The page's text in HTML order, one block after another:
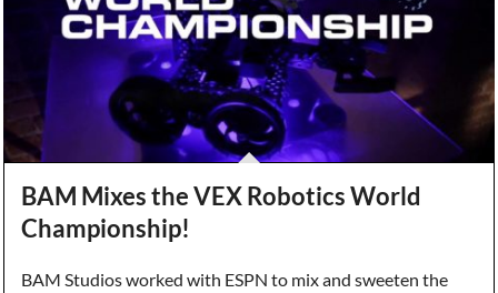
BAM Mixes the VEX Robotics World
Championship!
BAM Studios worked with ESPN to mix and sweeten the